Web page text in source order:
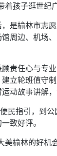
着孩子逛世纪
是榆林市志
周边、机场
责任心与专
立轮班值守
动故事讲解
民指引，到
致好评。
美榆林的好机